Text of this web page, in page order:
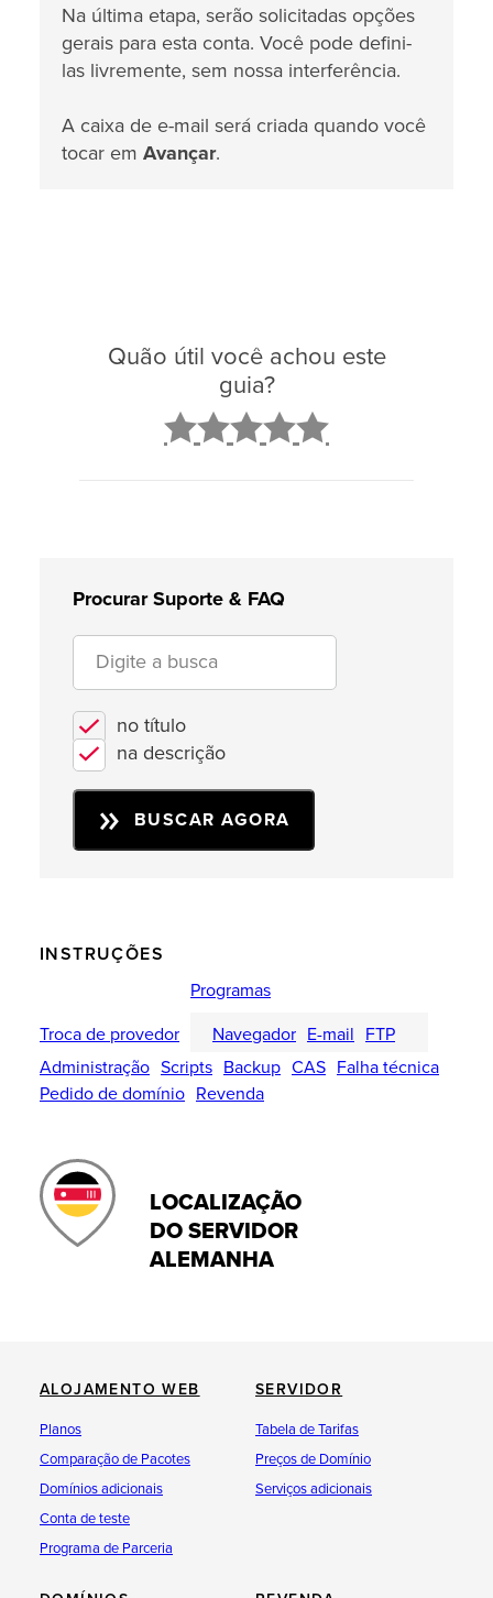
Na última etapa, serão solicitadas opções
gerais para esta conta. Você pode defini-
las livremente, sem nossa interferência.
A caixa de e-mail será criada quando você
tocar em Avançar.
Quão útil você achou este
guia?
Procurar Suporte & FAQ
no título
na descrição
BUSCAR AGORA
INSTRUÇÕES
Troca de provedor
Programas
Navegador E-mail FTP
Administração Scripts Backup CAS Falha técnica
Pedido de domínio Revenda
LOCALIZAÇÃO
DO SERVIDOR
ALEMANHA
ALOJAMENTO WEB
Planos
Comparação de Pacotes
Domínios adicionais
Conta de teste
Programa de Parceria
SERVIDOR
Tabela de Tarifas
Preços de Domínio
Serviços adicionais